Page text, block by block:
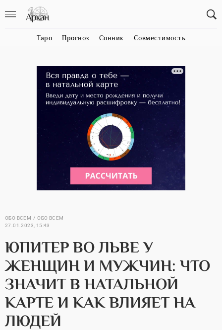
Таро Прогноз Сонник Совместимость
ОБО ВСЕМ
ОБО ВСЕМ
27.01.2023, 15:43
ЮПИТЕР ВО ЛЬВЕ У
ЖЕНЩИН И МУЖЧИН: ЧТО
ЗНАЧИТ В НАТАЛЬНОЙ
КАРТЕ И КАК ВЛИЯЕТ НА
ЛЮДЕЙ